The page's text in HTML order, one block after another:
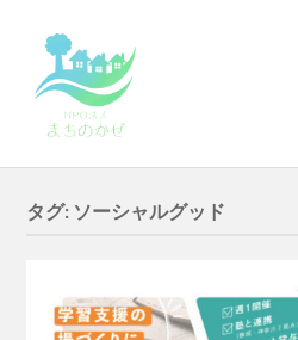
タグ: ソーシャルグッド